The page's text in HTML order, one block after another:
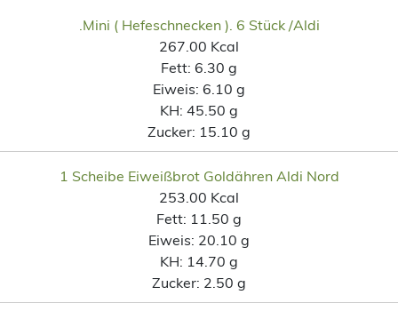
.Mini ( Hefeschnecken ). 6 Stück /Aldi
267.00 Kcal
Fett: 6.30 g
Eiweis: 6.10 g
KH: 45.50 g
Zucker: 15.10 g
1 Scheibe Eiweißbrot Goldähren Aldi Nord
253.00 Kcal
Fett: 11.50 g
Eiweis: 20.10 g
KH: 14.70 g
Zucker: 2.50 g